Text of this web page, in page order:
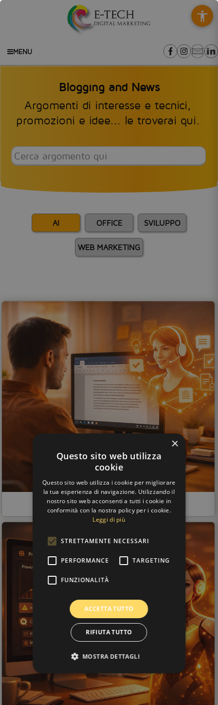
MENU
Blogging and News
Argomenti di interesse e tecnici,
promozioni e idee... le troverai qui.
AI OFFICE SVILUPPO
WEB MARKETING
L'AI per i tuoi contenuti
×
Questo sito web utilizza
cookie
Questo sito web utilizza i cookie per migliorare
la tua esperienza di navigazione. Utilizzando il
nostro sito web acconsenti a tutti i cookie in
conformità con la nostra policy per i cookie.
Leggi di più
STRETTAMENTE NECESSARI
PERFORMANCE TARGETING
FUNZIONALITÀ
ACCETTA TUTTO
RIFIUTA TUTTO
MOSTRA DETTAGLI